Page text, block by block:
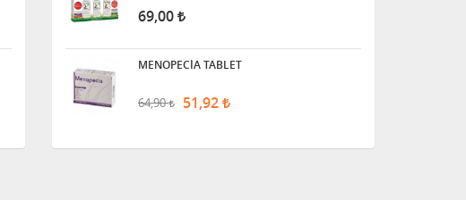
69,00
MENOPECİA TABLET
64,90 51,92